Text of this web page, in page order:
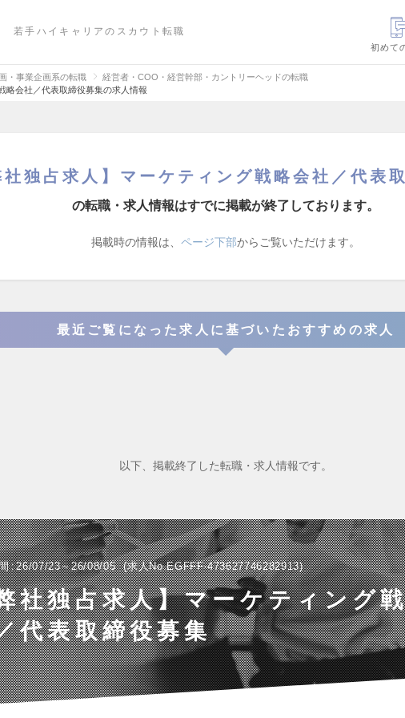
若手ハイキャリアのスカウト転職
初めて
・事業企画系の転職
経営者・COO・経営幹部・カントリーヘッドの転職
略会社／代表取締役募集の求人情報
社独占求人】マーケティング戦略会社／代表
の転職・求人情報はすでに掲載が終了しております。
掲載時の情報は、 ページ下部からご覧いただけます。
最近ご覧になった求人に基づいたおすすめの求人
以下、掲載終了した転職・求人情報です。
26/07/23～26/08/05 求人No.EGFFF-473627746282913
社独占求人】マーケティング
代表取締役募集